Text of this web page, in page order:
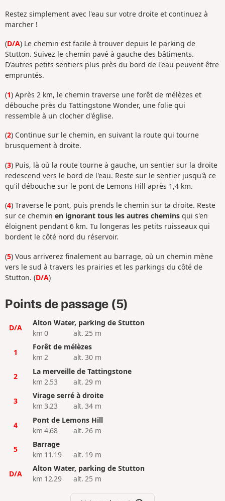
Restez simplement avec l'eau sur votre droite et continuez à
marcher !
(D/A) Le chemin est facile à trouver depuis le parking de
Stutton. Suivez le chemin pavé à gauche des bâtiments.
D'autres petits sentiers plus près du bord de l'eau peuvent être
empruntés.
(1) Après 2 km, le chemin traverse une forêt de mélèzes et
débouche près du Tattingstone Wonder, une folie qui
ressemble à un clocher d'église.
(2) Continue sur le chemin, en suivant la route qui tourne
brusquement à droite.
(3) Puis, là où la route tourne à gauche, un sentier sur la droite
redescend vers le bord de l'eau. Reste sur le sentier jusqu'à ce
qu'il débouche sur le pont de Lemons Hill après 1,4 km.
(4) Traverse le pont, puis prends le chemin sur ta droite. Reste
sur ce chemin en ignorant tous les autres chemins qui s'en
éloignent pendant 6 km. Tu longeras les petits ruisseaux qui
bordent le côté nord du réservoir.
(5) Vous arriverez finalement au barrage, où un chemin mène
vers le sud à travers les prairies et les parkings du côté de
Stutton. (D/A)
Points de passage (5)
D/A
Alton Water, parking de Stutton
km 0
alt. 25 m
1
Forêt de mélèzes
km 2
alt. 30 m
2
La merveille de Tattingstone
km 2.53
alt. 29 m
3
Virage serré à droite
km 3.23
alt. 34 m
4
Pont de Lemons Hill
km 4.68
alt. 26 m
5
Barrage
km 11.19
alt. 19 m
D/A
Alton Water, parking de Stutton
km 12.29
alt. 25 m